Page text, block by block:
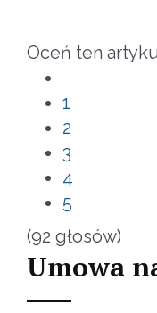
Oceń ten
1
2
3
4
5
(92 głosów)
Umowa